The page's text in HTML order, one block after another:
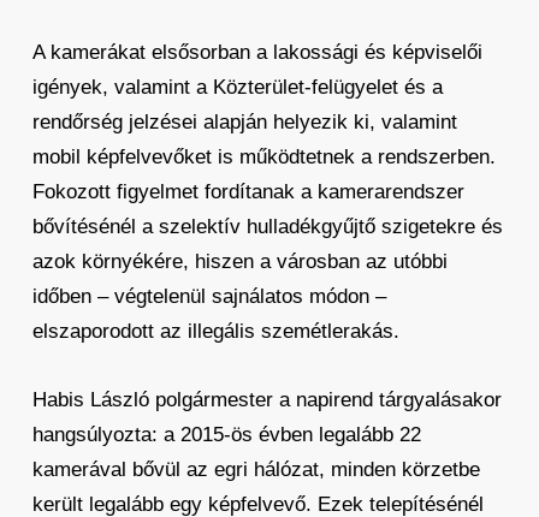
A kamerákat elsősorban a lakossági és képviselői
igények, valamint a Közterület-felügyelet és a
rendőrség jelzései alapján helyezik ki, valamint
mobil képfelvevőket is működtetnek a rendszerben.
Fokozott figyelmet fordítanak a kamerarendszer
bővítésénél a szelektív hulladékgyűjtő szigetekre és
azok környékére, hiszen a városban az utóbbi
időben – végtelenül sajnálatos módon –
elszaporodott az illegális szemétlerakás.
Habis László polgármester a napirend tárgyalásakor
hangsúlyozta: a 2015-ös évben legalább 22
kamerával bővül az egri hálózat, minden körzetbe
került legalább egy képfelvevő. Ezek telepítésénél